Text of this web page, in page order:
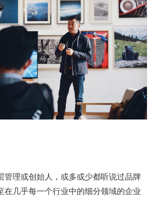
管理或创始人，或多或少都听说过品牌
在几乎每一个行业中的细分领域的企业